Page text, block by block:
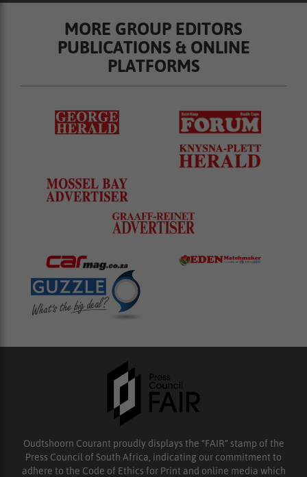
MORE GROUP EDITORS
PUBLICATIONS & ONLINE
PLATFORMS
Oudtshoorn Courant proudly displays the “FAIR” stamp of the
Press Council of South Africa, indicating our commitment to
adhere to the Code of Ethics for Print and online media which